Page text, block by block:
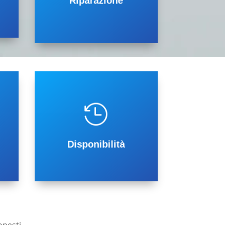

Disponibilità
Disponibilità 24H
Condizionatori Borgone Susa
Urgente è operativo 24 su 24h